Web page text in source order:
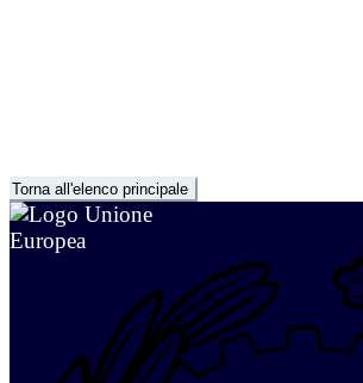
Torna all'elenco principale